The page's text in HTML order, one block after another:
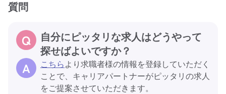
質問
自分にピッタリな求人はどうやって
探せばよいですか？
こちらより求職者様の情報を登録していただく
ことで、キャリアパートナーがピッタリの求人
をご提案させていただきます。